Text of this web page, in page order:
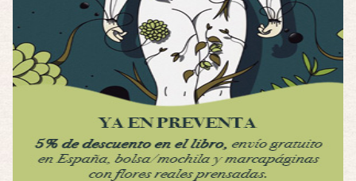
Possession
Por: Luar
Se llama la posesión en castellano, está …
Por: Mariano
Una película normalita, nada del otro mun …